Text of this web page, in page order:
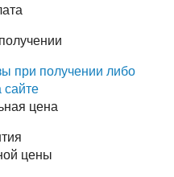
при получении либо
сайте
цены